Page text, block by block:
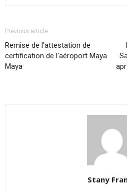
Previous article
Remise de l’attestation de
certification de l’aéroport Maya
Maya
Stany